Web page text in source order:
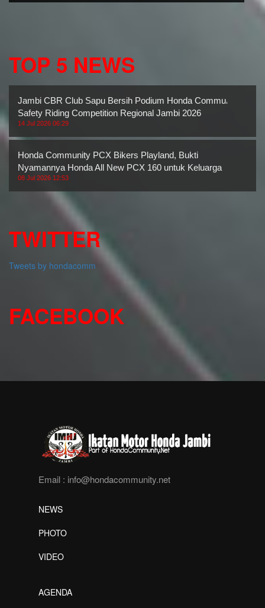
TOP 5 NEWS
Jambi CBR Club Sapu Bersih Podium Honda Community
Safety Riding Competition Regional Jambi 2026
14 Jul 2026 06:29
Honda Community PCX Bikers Playland, Bukti
Nyamannya Honda All New PCX 160 untuk Keluarga
08 Jul 2026 12:53
TWITTER
Tweets by hondacomm
FACEBOOK
Email : info@hondacommunity.net
NEWS
PHOTO
VIDEO
AGENDA